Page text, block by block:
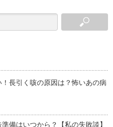
長引く咳の原因は？怖いあの病
備はいつから？【私の失敗談】